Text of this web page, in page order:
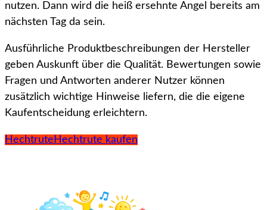
nutzen. Dann wird die heiß ersehnte Angel bereits am
nächsten Tag da sein.
Ausführliche Produktbeschreibungen der Hersteller
geben Auskunft über die Qualität. Bewertungen sowie
Fragen und Antworten anderer Nutzer können
zusätzlich wichtige Hinweise liefern, die die eigene
Kaufentscheidung erleichtern.
Hechtrute Hechtrute kaufen